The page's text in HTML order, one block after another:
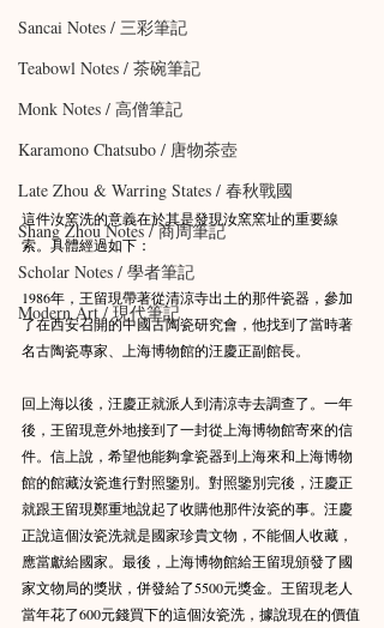
Sancai Notes / 三彩筆記
Teabowl Notes / 茶碗筆記
Monk Notes / 高僧筆記
Karamono Chatsubo / 唐物茶壺
Late Zhou & Warring States / 春秋戰國
Shang Zhou Notes / 商周筆記
Scholar Notes / 學者筆記
Modern Art / 現代筆記
這件汝窯洗的意義在於其是發現汝窯窯址的重要線
索。具體經過如下：
1986年，王留現帶著從清涼寺出土的那件瓷器，參加
了在西安召開的中國古陶瓷研究會，他找到了當時著
名古陶瓷專家、上海博物館的汪慶正副館長。
回上海以後，汪慶正就派人到清涼寺去調查了。一年
後，王留現意外地接到了一封從上海博物館寄來的信
件。信上說，希望他能夠拿瓷器到上海來和上海博物
館的館藏汝瓷進行對照鑒別。對照鑒別完後，汪慶正
就跟王留現鄭重地說起了收購他那件汝瓷的事。汪慶
正說這個汝瓷洗就是國家珍貴文物，不能個人收藏，
應當獻給國家。最後，上海博物館給王留現頒發了國
家文物局的獎狀，併發給了5500元獎金。王留現老人
當年花了600元錢買下的這個汝瓷洗，據說現在的價值